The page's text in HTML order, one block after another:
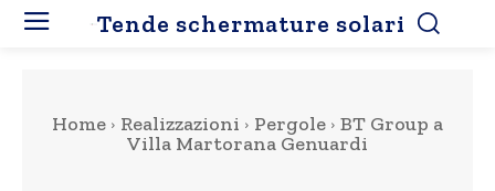
Tende schermature solari
Home Realizzazioni Pergole BT Group a
Villa Martorana Genuardi